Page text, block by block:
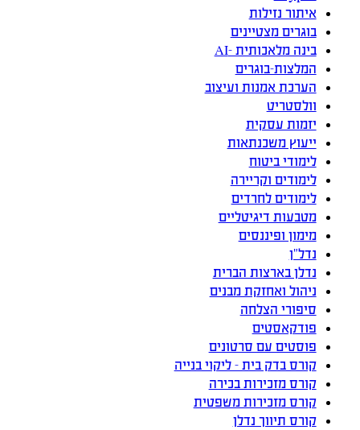
איתור נזילות
בוגרים מצטיינים
בינה מלאכותית -AI
המלצות-בוגרים
הערכת אמנות ועיצוב
וולסטריט
יזמות עסקית
ייעוץ משכנתאות
לימודי ביטוח
לימודים וקריירה
לימודים לחרדים
מטבעות דיגיטליים
מימון ופיננסים
נדל”ן
נדלן בארצות הברית
ניהול ואחזקת מבנים
סיפורי הצלחה
פודקאסטים
פוסטים עם סרטונים
קורס בדק בית – ליקוי בנייה
קורס מזכירות בכירה
קורס מזכירות משפטית
קורס תיווך נדלן